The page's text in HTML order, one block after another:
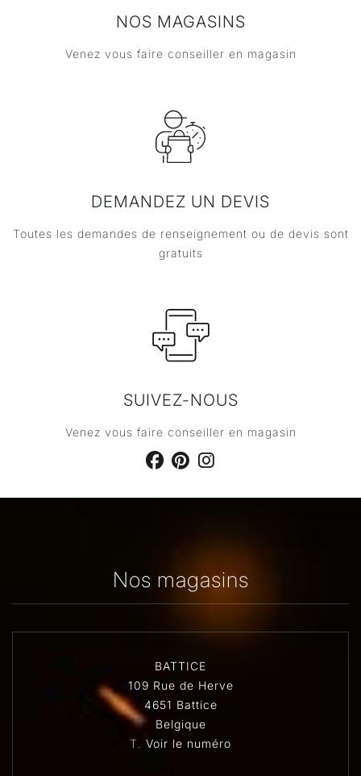
NOS MAGASINS
Venez vous faire conseiller en magasin
DEMANDEZ UN DEVIS
Toutes les demandes de renseignement ou de devis sont
gratuits
SUIVEZ-NOUS
Venez vous faire conseiller en magasin
Nos magasins
BATTICE
109 Rue de Herve
4651 Battice
Belgique
T. Voir le numéro